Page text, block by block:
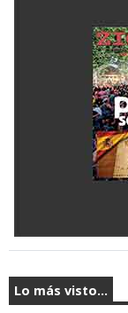
Lo más visto...